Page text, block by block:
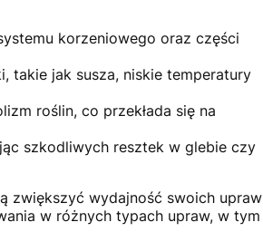
korzeniowego oraz części
takie jak susza, niskie temperatury
roślin, co przekłada się na
szkodliwych resztek w glebie czy
zwiększyć wydajność swoich upraw
w różnych typach upraw, w tym